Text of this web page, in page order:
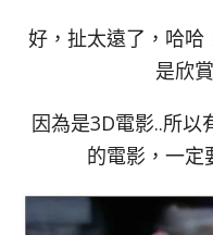
好，扯太遠了，哈哈
是欣
因為是3D電影..所以
的電影，一定